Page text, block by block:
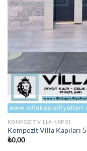
KOMPOZIT VILLA KAPISI
Kompozit Villa Kapıları
₺0,00